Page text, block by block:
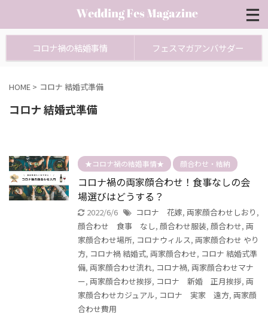
コロナ禍の結婚事情 フェスマガアンバサダー
HOME > コロナ 結婚式準備
コロナ 結婚式準備
★コロナ禍の結婚事情★ 顔合わせ・結納
コロナ禍の両家顔合わせ！食事なしの会
場選びはどうする？
2022/6/6 コロナ 花嫁, 両家顔合わせしおり ,
顔合わせ 食事 なし, 顔合わせ服装, 顔合わせ, 両
家顔合わせ場所, コロナウィルス, 両家顔合わせ やり
方, コロナ禍 結婚式, 両家顔合わせ, コロナ 結婚式準
備, 両家顔合わせ流れ, コロナ禍, 両家顔合わせマナ
ー, 両家顔合わせ挨拶, コロナ 新婚 正月挨拶, 両
家顔合わせカジュアル, コロナ 実家 遠方, 両家顔
合わせ費用